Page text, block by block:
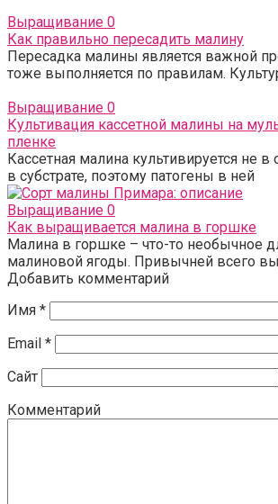
Выращивание 0
Как правильно пересадить малину
Пересадка малины является важной
тоже выполняется по правилам.
Выращивание 0
Культивация кассетной малины на
пленке
Кассетная малина культивируется не
в субстрате, поэтому патогены в ней
Выращивание 0
Как выращивается малина в горшке
Малина в горшке – что-то необычное
малиновой ягоды. Привычней всего
Добавить комментарий
Имя *
Email *
Сайт
Комментарий